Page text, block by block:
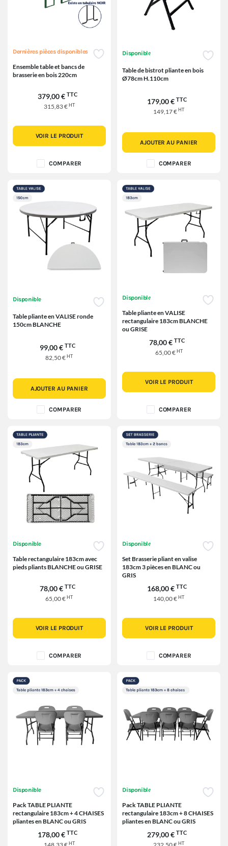
Dernières pièces disponibles
Ensemble table et bancs de
brasserie en bois 220cm
379,00 € TTC
315,83 €HT
VOIR LE PRODUIT
COMPARER
Disponible
Table de bistrot pliante en bois
Ø78cm H.110cm
179,00 € TTC
149,17 €HT
AJOUTER AU PANIER
COMPARER
Disponible
Table pliante en VALISE ronde
150cm BLANCHE
99,00 € TTC
82,50 €HT
AJOUTER AU PANIER
COMPARER
Disponible
Table pliante en VALISE
rectangulaire 183cm BLANCHE
ou GRISE
78,00 € TTC
65,00 €HT
VOIR LE PRODUIT
COMPARER
Disponible
Table rectangulaire 183cm avec
pieds pliants BLANCHE ou GRISE
78,00 € TTC
65,00 €HT
VOIR LE PRODUIT
COMPARER
Disponible
Set Brasserie pliant en valise
183cm 3 pièces en BLANC ou
GRIS
168,00 € TTC
140,00 €HT
VOIR LE PRODUIT
COMPARER
Disponible
Pack TABLE PLIANTE
rectangulaire 183cm + 4 CHAISES
pliantes en BLANC ou GRIS
178,00 € TTC
HT
Disponible
Pack TABLE PLIANTE
rectangulaire 183cm + 8 CHAISES
pliantes en BLANC ou GRIS
279,00 € TTC
HT